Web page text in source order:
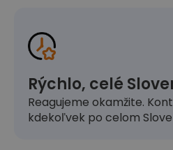
Rýchlo, celé
Reagujeme okamžite.
kdekoľvek po celom